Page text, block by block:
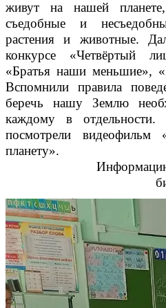
живут на нашей
съедобные и
растения и животные.
конкурсе «Четвёртый
«Братья наши меньшие»,
Вспомнили правила
беречь нашу Землю
каждому в
посмотрели видеофильм
планету».